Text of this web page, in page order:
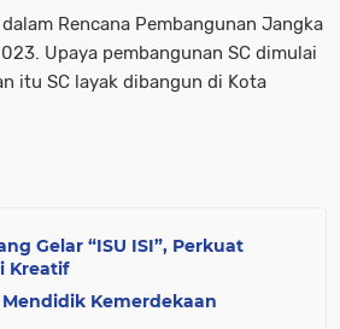
Rencana Pembangunan Jangka
Upaya pembangunan SC dimulai
itu SC layak dibangun di Kota
Gelar “ISU ISI”, Perkuat
Kreatif
Kemerdekaan